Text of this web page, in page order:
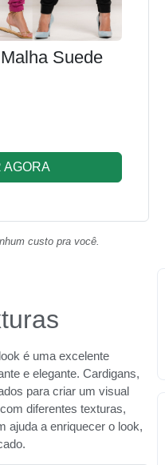
Suede
AGORA
custo pra você.
é uma excelente
e elegante. Cardigans,
para criar um visual
diferentes texturas,
ajuda a enriquecer o look,